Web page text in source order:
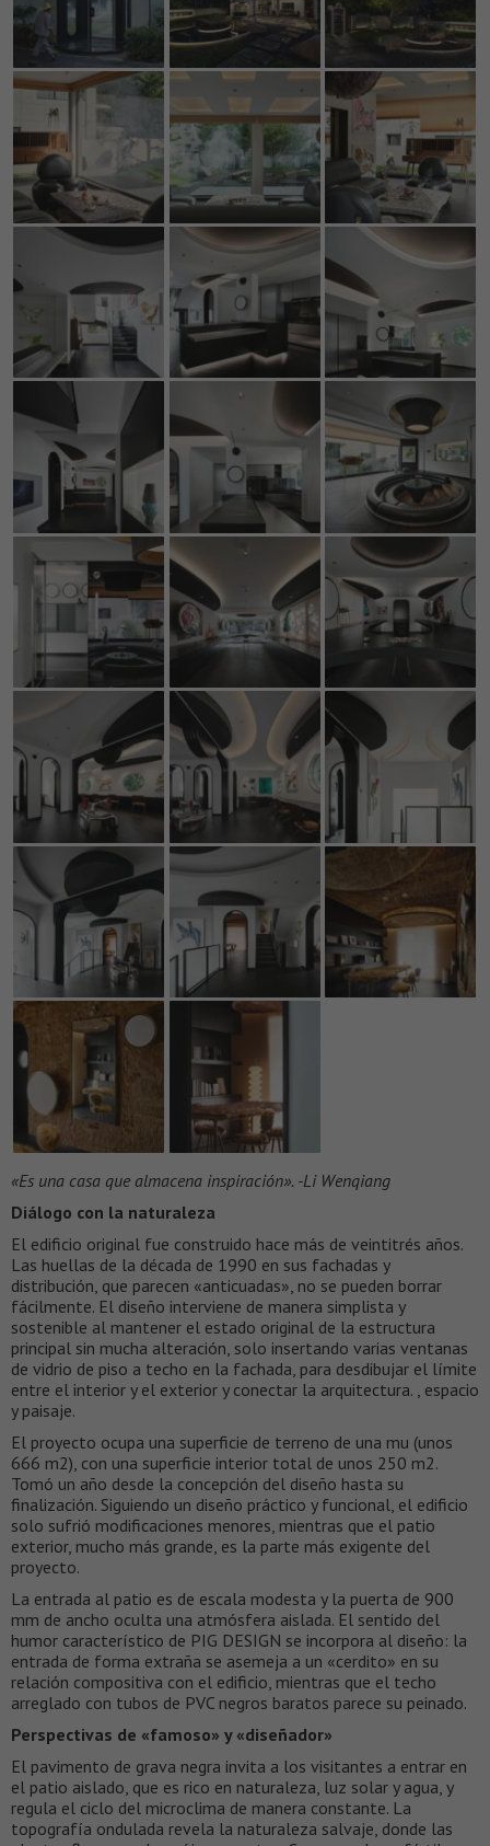
«Es una casa que almacena inspiración». -Li Wenqiang
Diálogo con la naturaleza
El edificio original fue construido hace más de veintitrés años.
Las huellas de la década de 1990 en sus fachadas y
distribución, que parecen «anticuadas», no se pueden borrar
fácilmente. El diseño interviene de manera simplista y
sostenible al mantener el estado original de la estructura
principal sin mucha alteración, solo insertando varias ventanas
de vidrio de piso a techo en la fachada, para desdibujar el límite
entre el interior y el exterior y conectar la arquitectura. , espacio
y paisaje.
El proyecto ocupa una superficie de terreno de una mu (unos
666 m2), con una superficie interior total de unos 250 m2.
Tomó un año desde la concepción del diseño hasta su
finalización. Siguiendo un diseño práctico y funcional, el edificio
solo sufrió modificaciones menores, mientras que el patio
exterior, mucho más grande, es la parte más exigente del
proyecto.
La entrada al patio es de escala modesta y la puerta de 900
mm de ancho oculta una atmósfera aislada. El sentido del
humor característico de PIG DESIGN se incorpora al diseño: la
entrada de forma extraña se asemeja a un «cerdito» en su
relación compositiva con el edificio, mientras que el techo
arreglado con tubos de PVC negros baratos parece su peinado.
Perspectivas de «famoso» y «diseñador»
El pavimento de grava negra invita a los visitantes a entrar en
el patio aislado, que es rico en naturaleza, luz solar y agua, y
regula el ciclo del microclima de manera constante. La
topografía ondulada revela la naturaleza salvaje, donde las